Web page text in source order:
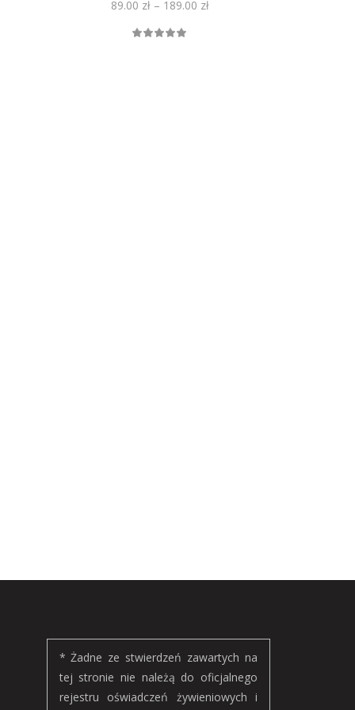
89.00 zł– 189.00 zł
* Żadne ze stwierdzeń zawartych na
tej stronie nie należą do oficjalnego
rejestru oświadczeń żywieniowych i